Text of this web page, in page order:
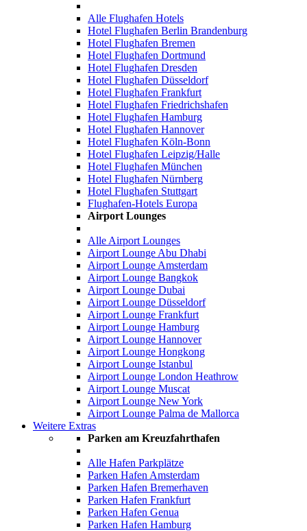
Alle Flughafen Hotels
Hotel Flughafen Berlin Brandenburg
Hotel Flughafen Bremen
Hotel Flughafen Dortmund
Hotel Flughafen Dresden
Hotel Flughafen Düsseldorf
Hotel Flughafen Frankfurt
Hotel Flughafen Friedrichshafen
Hotel Flughafen Hamburg
Hotel Flughafen Hannover
Hotel Flughafen Köln-Bonn
Hotel Flughafen Leipzig/Halle
Hotel Flughafen München
Hotel Flughafen Nürnberg
Hotel Flughafen Stuttgart
Flughafen-Hotels Europa
Airport Lounges
Alle Airport Lounges
Airport Lounge Abu Dhabi
Airport Lounge Amsterdam
Airport Lounge Bangkok
Airport Lounge Dubai
Airport Lounge Düsseldorf
Airport Lounge Frankfurt
Airport Lounge Hamburg
Airport Lounge Hannover
Airport Lounge Hongkong
Airport Lounge Istanbul
Airport Lounge London Heathrow
Airport Lounge Muscat
Airport Lounge New York
Airport Lounge Palma de Mallorca
Weitere Extras
Parken am Kreuzfahrthafen
Alle Hafen Parkplätze
Parken Hafen Amsterdam
Parken Hafen Bremerhaven
Parken Hafen Frankfurt
Parken Hafen Genua
Parken Hafen Hamburg